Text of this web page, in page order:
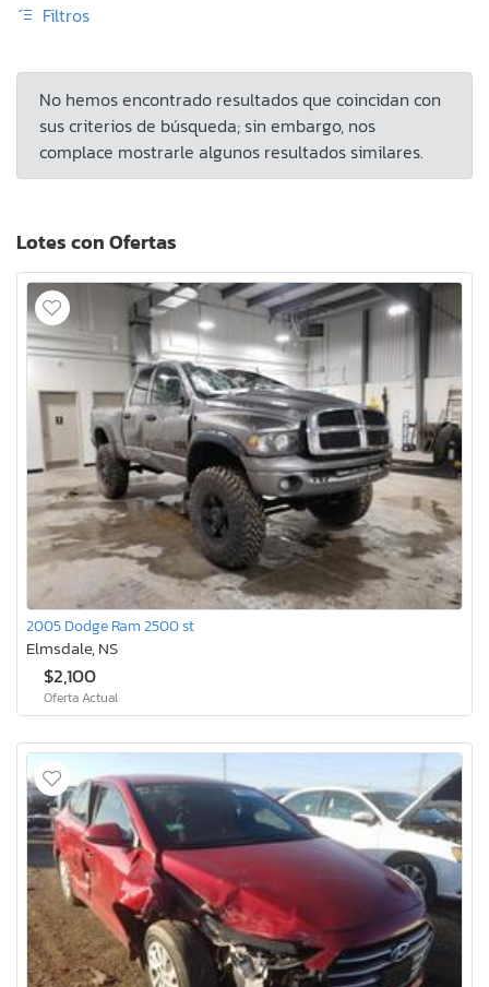
Filtros
No hemos encontrado resultados que coincidan con
sus criterios de búsqueda; sin embargo, nos
complace mostrarle algunos resultados similares.
Lotes con Ofertas
2005 Dodge Ram 2500 st
Elmsdale, NS
$2,100
Oferta Actual